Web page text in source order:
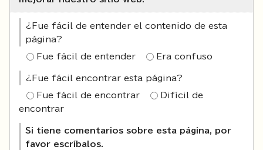
¿Fue fácil de entender el contenido de esta
página?
Fue fácil de entender Era confuso
¿Fue fácil encontrar esta página?
Fue fácil de encontrar
Difícil de
encontrar
Si tiene comentarios sobre esta página, por
favor escríbalos.